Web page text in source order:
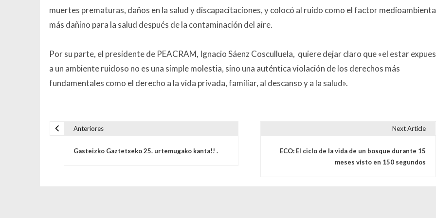
muertes prematuras, daños en la salud y discapacitaciones, y colocó al ruido como el factor
más dañino para la salud después de la contaminación del aire.
Por su parte, el presidente de PEACRAM, Ignacio Sáenz Cosculluela, quiere dejar claro que «el estar
a un ambiente ruidoso no es una simple molestia, sino una auténtica violación de los derechos más
fundamentales como el derecho a la vida privada, familiar, al descanso y a la salud».
Anteriores
Gasteizko Gaztetxeko 25. urtemugako kanta!! .
Next Article
ECO: El ciclo de la vida de un bosque durante 15
meses visto en 150 segundos